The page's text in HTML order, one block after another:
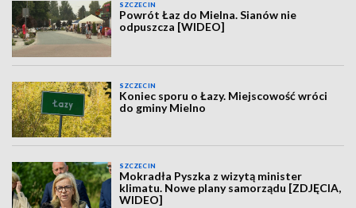
SZCZECIN
Powrót Łaz do Mielna. Sianów nie
odpuszcza [WIDEO]
SZCZECIN
Koniec sporu o Łazy. Miejscowość wróci
do gminy Mielno
SZCZECIN
Mokradła Pyszka z wizytą minister
klimatu. Nowe plany samorządu [ZDJĘCIA,
WIDEO]